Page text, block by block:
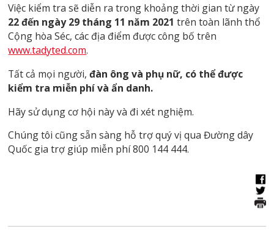
Việc kiểm tra sẽ diễn ra trong khoảng thời gian từ ngày
22 đến ngày 29 tháng 11 năm 2021 trên toàn lãnh thổ
Cộng hòa Séc, các địa điểm được công bố trên
www.tadyted.com.
Tất cả mọi người,đàn ông và phụ nữ, có thể được
kiểm tra miễn phí và ẩn danh.
Hãy sử dụng cơ hội này và đi xét nghiệm.
Chúng tôi cũng sẵn sàng hỗ trợ quý vị qua Đường dây
Quốc gia trợ giúp miễn phí 800 144 444.